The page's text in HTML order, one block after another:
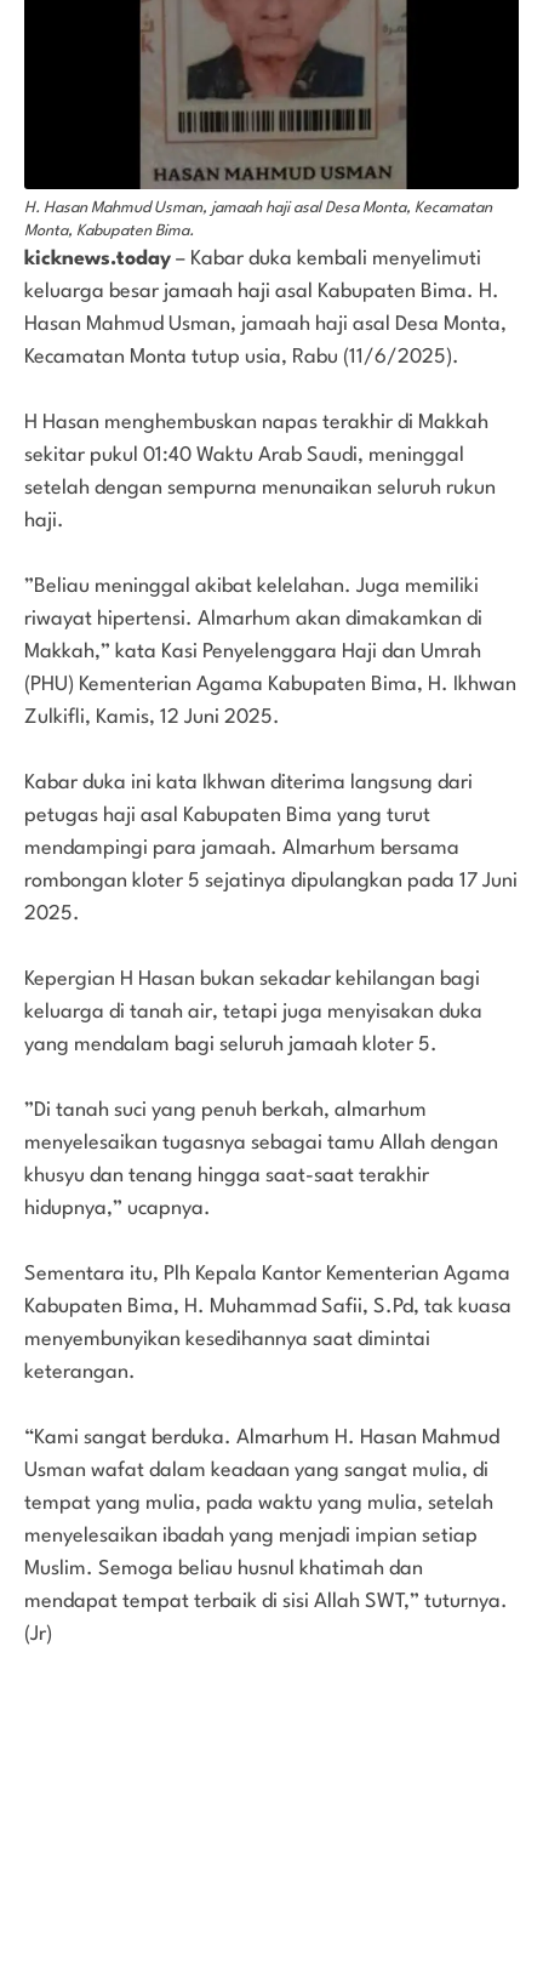
H. Hasan Mahmud Usman, jamaah haji asal Desa Monta, Kecamatan
Monta, Kabupaten Bima.
kicknews.today – Kabar duka kembali menyelimuti
keluarga besar jamaah haji asal Kabupaten Bima. H.
Hasan Mahmud Usman, jamaah haji asal Desa Monta,
Kecamatan Monta tutup usia, Rabu (11/6/2025).
H Hasan menghembuskan napas terakhir di Makkah
sekitar pukul 01:40 Waktu Arab Saudi, meninggal
setelah dengan sempurna menunaikan seluruh rukun
haji.
”Beliau meninggal akibat kelelahan. Juga memiliki
riwayat hipertensi. Almarhum akan dimakamkan di
Makkah,” kata Kasi Penyelenggara Haji dan Umrah
(PHU) Kementerian Agama Kabupaten Bima, H. Ikhwan
Zulkifli, Kamis, 12 Juni 2025.
Kabar duka ini kata Ikhwan diterima langsung dari
petugas haji asal Kabupaten Bima yang turut
mendampingi para jamaah. Almarhum bersama
rombongan kloter 5 sejatinya dipulangkan pada 17 Juni
2025.
Kepergian H Hasan bukan sekadar kehilangan bagi
keluarga di tanah air, tetapi juga menyisakan duka
yang mendalam bagi seluruh jamaah kloter 5.
”Di tanah suci yang penuh berkah, almarhum
menyelesaikan tugasnya sebagai tamu Allah dengan
khusyu dan tenang hingga saat-saat terakhir
hidupnya,” ucapnya.
Sementara itu, Plh Kepala Kantor Kementerian Agama
Kabupaten Bima, H. Muhammad Safii, S.Pd, tak kuasa
menyembunyikan kesedihannya saat dimintai
keterangan.
“Kami sangat berduka. Almarhum H. Hasan Mahmud
Usman wafat dalam keadaan yang sangat mulia, di
tempat yang mulia, pada waktu yang mulia, setelah
menyelesaikan ibadah yang menjadi impian setiap
Muslim. Semoga beliau husnul khatimah dan
mendapat tempat terbaik di sisi Allah SWT,” tuturnya.
(Jr)